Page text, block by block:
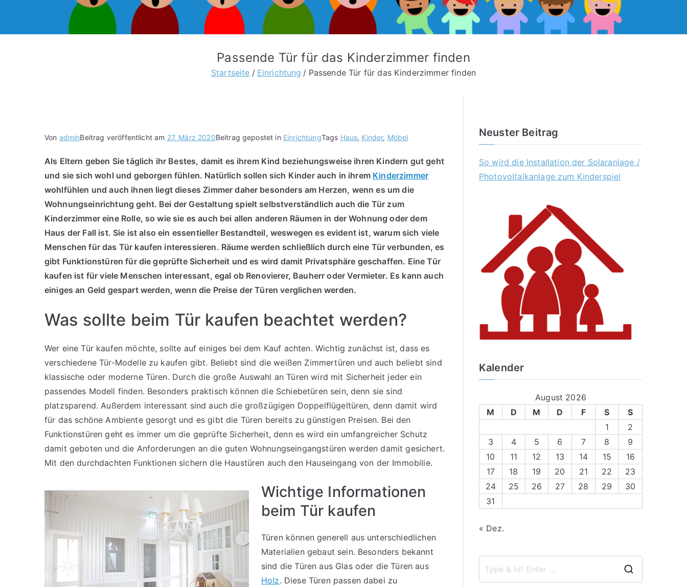
Passende Tür für das Kinderzimmer finden
Startseite Einrichtung Passende Tür für das Kinderzimmer finden
Von adminBeitrag veröffentlicht am 27. März 2020Beitrag gepostet in EinrichtungTags Haus, Kinder, Möbel
Als Eltern geben Sie täglich ihr Bestes, damit es ihrem Kind beziehungsweise ihren Kindern gut geht
und sie sich wohl und geborgen fühlen. Natürlich sollen sich Kinder auch in ihrem Kinderzimmer
wohlfühlen und auch ihnen liegt dieses Zimmer daher besonders am Herzen, wenn es um die
Wohnungseinrichtung geht. Bei der Gestaltung spielt selbstverständlich auch die Tür zum
Kinderzimmer eine Rolle, so wie sie es auch bei allen anderen Räumen in der Wohnung oder dem
Haus der Fall ist. Sie ist also ein essentieller Bestandteil, weswegen es evident ist, warum sich viele
Menschen für das Tür kaufen interessieren. Räume werden schließlich durch eine Tür verbunden, es
gibt Funktionstüren für die geprüfte Sicherheit und es wird damit Privatsphäre geschaffen. Eine Tür
kaufen ist für viele Menschen interessant, egal ob Renovierer, Bauherr oder Vermieter. Es kann auch
einiges an Geld gespart werden, wenn die Preise der Türen verglichen werden.
Was sollte beim Tür kaufen beachtet werden?
Wer eine Tür kaufen möchte, sollte auf einiges bei dem Kauf achten. Wichtig zunächst ist, dass es
verschiedene Tür-Modelle zu kaufen gibt. Beliebt sind die weißen Zimmertüren und auch beliebt sind
klassische oder moderne Türen. Durch die große Auswahl an Türen wird mit Sicherheit jeder ein
passendes Modell finden. Besonders praktisch können die Schiebetüren sein, denn sie sind
platzsparend. Außerdem interessant sind auch die großzügigen Doppelflügeltüren, denn damit wird
für das schöne Ambiente gesorgt und es gibt die Türen bereits zu günstigen Preisen. Bei den
Funktionstüren geht es immer um die geprüfte Sicherheit, denn es wird ein umfangreicher Schutz
damit geboten und die Anforderungen an die guten Wohnungseingangstüren werden damit gesichert.
Mit den durchdachten Funktionen sichern die Haustüren auch den Hauseingang von der Immobilie.
Wichtige Informationen
beim Tür kaufen
Türen können generell aus unterschiedlichen
Materialien gebaut sein. Besonders bekannt
sind die Türen aus Glas oder die Türen aus
Holz. Diese Türen passen dabei zu
Neuster Beitrag
So wird die Installation der Solaranlage /
Photovoltaikanlage zum Kinderspiel
Kalender
August 2026
M
D M D F S
S
1
2
3
4 5 6 7 8
9
10
11 12 13 14 15
16
17
18 19 20 21 22
23
24
25 26 27 28 29
30
31
« Dez.